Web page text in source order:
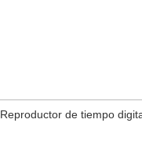
Reproductor de tiempo